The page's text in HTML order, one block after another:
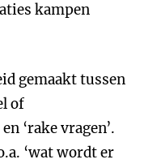
kampen
gemaakt tussen
of
‘rake vragen’.
‘wat wordt er